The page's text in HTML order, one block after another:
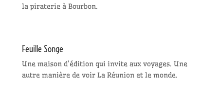
la piraterie à Bourbon.
Feuille Songe
Une maison d’édition qui invite aux voyages. Une
autre manière de voir La Réunion et le monde.